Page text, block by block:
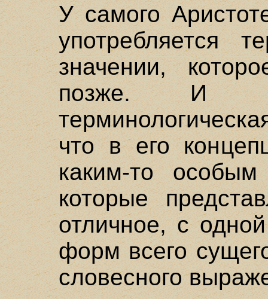
У самого
употребляется
значении,
позже. И
что в его
каким-то
которые
отличное, с
форм всего
словесного